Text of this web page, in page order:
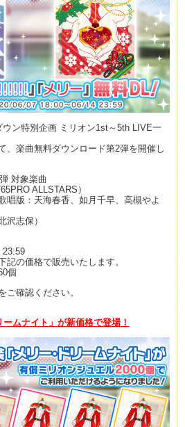
ウン特別企画 ミリオン1st～5th LIVE一
、楽曲無料ダウンロード第2弾を開催し
対象楽曲
ALLSTARS）
唱版：天海春香、如月千早、高槻やよ
沢志保）
23:59
の価格で販売いたします。
個
ご確認ください。
ムナイト」が新価格で登場！